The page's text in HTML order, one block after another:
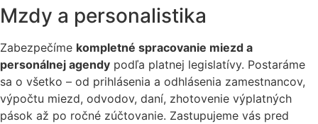
Mzdy a personalistika
Zabezpečíme kompletné spracovanie miezd a
personálnej agendy podľa platnej legislatívy. Postaráme
sa o všetko – od prihlásenia a odhlásenia zamestnancov,
výpočtu miezd, odvodov, daní, zhotovenie výplatných
pások až po ročné zúčtovanie. Zastupujeme vás pred